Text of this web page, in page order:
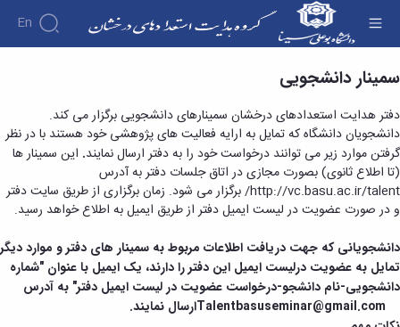
En
اهداف
و
وظایف
مدیریت
کارکنان
دفتر
نشانی
و
نقشه
آیین‌نامه‌ها
پذیرش
بدون
آزمون
بنیاد
ملی
نخبگان
با ما
سمینار دانشجویی
دفتر هدایت استعدادهای درخشان سمینارهای دانشجویی برگزار می کند.
دانشجویان دانشگاه که تمایل به ارایه فعالیت های پژوهشی خود هستند با در نظر
گرفتن موارد زیر می توانند درخواست خود را به دفتر ارسال نمایند. این سمینار ها
(تا اطلاع ثانوی) بصورت مجازی در اتاق جلسات دفتر به آدرس
http://vc.basu.ac.ir/talent/ برگزار می شود. زمان برگزاری از طریق سایت دفتر
و در صورت عضویت در لیست ایمیل دفتر از طریق ایمیل به اطلاع خواهد رسید.
دانشجویانی که جهت دریافت اطلاعات مربوط به سمینار های دفتر و موارد دیگر
تمایل به عضویت درلیست ایمیل این دفتر را دارند، یک ایمیل با عنوان "شماره
دانشجویی-نام دانشجو-درخواست عضویت در لیست ایمیل دفتر" به آدرس
Talentbasuseminar@gmail.comارسال نمایند.